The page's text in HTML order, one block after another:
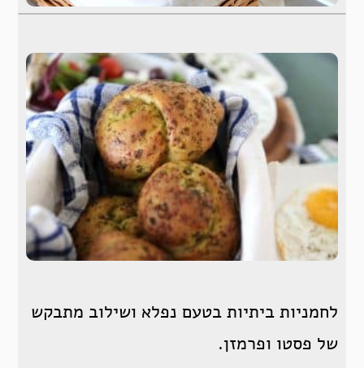
לחמניות ביתיות בטעם נפלא ושילוב מתבקש
של פסטו ופרמזן.